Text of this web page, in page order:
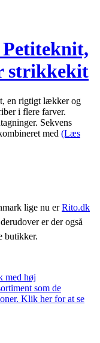
Petiteknit,
strikkekit
en rigtigt lækker og
i flere farver.
Sekvens
med (Læs
lige nu erRito.dk
er der også
butikker.
med høj
som de
Klik her for at se